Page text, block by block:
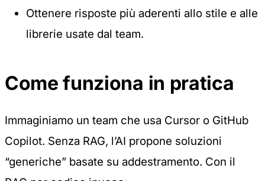
Ottenere risposte più aderenti allo stile e alle
librerie usate dal team.
Come funziona in pratica
Immaginiamo un team che usa Cursor o GitHub
Copilot. Senza RAG, l’AI propone soluzioni
“generiche” basate su addestramento. Con il